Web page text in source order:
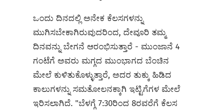
ಒಂದು ದಿನದಲ್ಲಿ ಅನೇಕ ಕೆಲಸಗಳನ್ನು
ಮುಗಿಸಬೇಕಾಗಿರುವುದರಿಂದ, ದೇವೂರಿ ತಮ್ಮ
ದಿನವನ್ನು ಬೇಗನೆ ಆರಂಭಿಸುತ್ತಾರೆ - ಮುಂಜಾನೆ 4
ಗಂಟೆಗೆ ಅವರು ಮಗ್ಗದ ಮುಂಭಾಗದ ಬೆಂಚಿನ
ಮೇಲೆ ಕುಳಿತುಕೊಳ್ಳುತ್ತಾರೆ, ಅದರ ತುಕ್ಕು ಹಿಡಿದ
ಕಾಲುಗಳನ್ನು ಸಮತೋಲನಕ್ಕಾಗಿ ಇಟ್ಟಿಗೆಗಳ ಮೇಲೆ
ಇರಿಸಲಾಗಿದೆ. "ಬೆಳಗ್ಗೆ 7:30ರಿಂದ 8ರವರೆಗೆ ಕೆಲಸ